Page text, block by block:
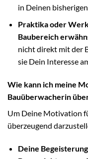
in Deinen
Praktika oder
Baubereich
nicht direkt mit der
sie Dein Interesse
Wie kann ich meine
Bauüberwacherin
Um Deine Motivation
überzeugend
Deine